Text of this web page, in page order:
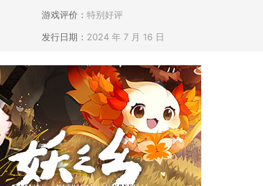
游戏评价： 特别好评
发行日期： 2024 年 7 月 16 日